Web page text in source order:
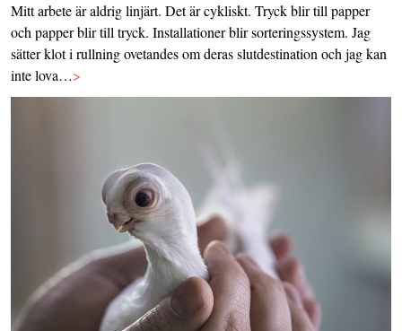
Mitt arbete är aldrig linjärt. Det är cykliskt. Tryck blir till papper
och papper blir till tryck. Installationer blir sorteringssystem. Jag
sätter klot i rullning ovetandes om deras slutdestination och jag kan
inte lova…>